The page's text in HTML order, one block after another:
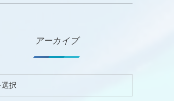
アーカイブ